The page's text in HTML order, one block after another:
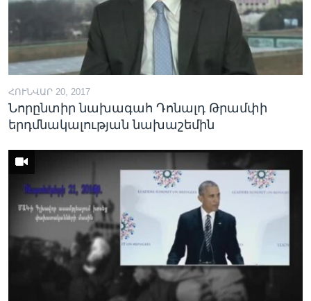
ՀՈՒՆՎԱՐ 20, 2017
Նորընտիր նախագահ Դոնալդ Թրամփի
երդմնակալության նախաշեմին